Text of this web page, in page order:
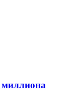
миллиона